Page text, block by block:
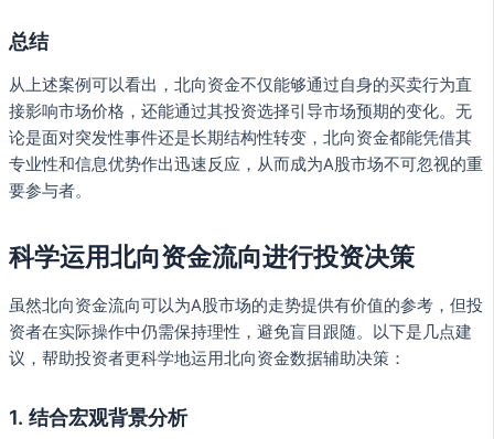
总结
从上述案例可以看出，北向资金不仅能够通过自身的买卖行为直
接影响市场价格，还能通过其投资选择引导市场预期的变化。无
论是面对突发性事件还是长期结构性转变，北向资金都能凭借其
专业性和信息优势作出迅速反应，从而成为A股市场不可忽视的重
要参与者。
科学运用北向资金流向进行投资决策
虽然北向资金流向可以为A股市场的走势提供有价值的参考，但投
资者在实际操作中仍需保持理性，避免盲目跟随。以下是几点建
议，帮助投资者更科学地运用北向资金数据辅助决策：
1. 结合宏观背景分析